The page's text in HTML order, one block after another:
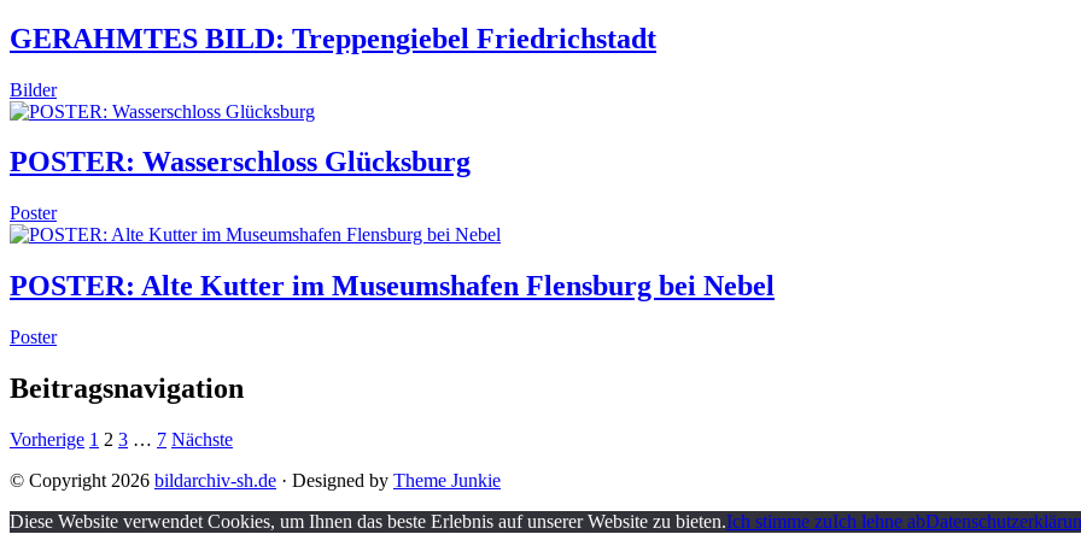
GERAHMTES BILD: Treppengiebel Friedrichstadt
Bilder
POSTER: Wasserschloss Glücksburg
Poster
POSTER: Alte Kutter im Museumshafen Flensburg bei Nebel
Poster
Beitragsnavigation
Vorherige 1 2 3 … 7 Nächste
© Copyright 2026 bildarchiv-sh.de · Designed by Theme Junkie
Diese Website verwendet Cookies, um Ihnen das beste Erlebnis auf unserer Website zu bieten.Ich stimme zuIch lehne ab